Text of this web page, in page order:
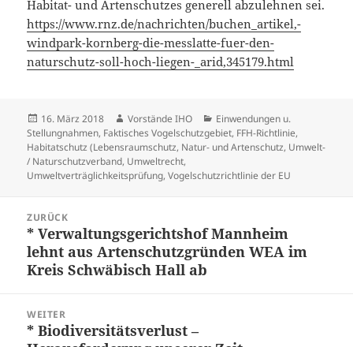
Habitat- und Artenschutzes generell abzulehnen sei.
https://www.rnz.de/nachrichten/buchen_artikel,-
windpark-kornberg-die-messlatte-fuer-den-
naturschutz-soll-hoch-liegen-_arid,345179.html
Veröffentlicht
am
16. März 2018 Autor
Vorstände IHO Kategorien
Einwendungen u.
Stellungnahmen, Faktisches Vogelschutzgebiet, FFH-Richtlinie,
Habitatschutz (Lebensraumschutz, Natur- und Artenschutz, Umwelt-
/ Naturschutzverband, Umweltrecht,
Umweltverträglichkeitsprüfung,Vogelschutzrichtlinie der EU
ZURÜCK
Vorheriger
Beitrag:
* Verwaltungsgerichtshof Mannheim
lehnt aus Artenschutzgründen WEA im
Kreis Schwäbisch Hall ab
WEITER
Nächster
* Biodiversitätsverlust –